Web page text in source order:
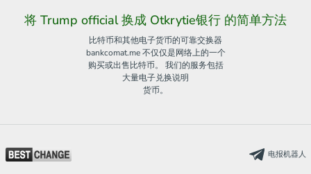
将 Trump official 换成 Otkrytie银行 的简单方法
比特币和其他电子货币的可靠交换器
bankcomat.me 不仅仅是网络上的一个
购买或出售比特币。 我们的服务包括
大量电子兑换说明
货币。
电报机器人